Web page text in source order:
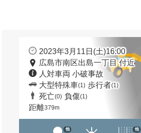
2023年3月11日(土)16:00
広島市南区出島一丁目 付近
人対車両 小破事故
大型特殊車(1) 歩行者(1)
死亡(0) 負傷(1)
距離379m
他 他